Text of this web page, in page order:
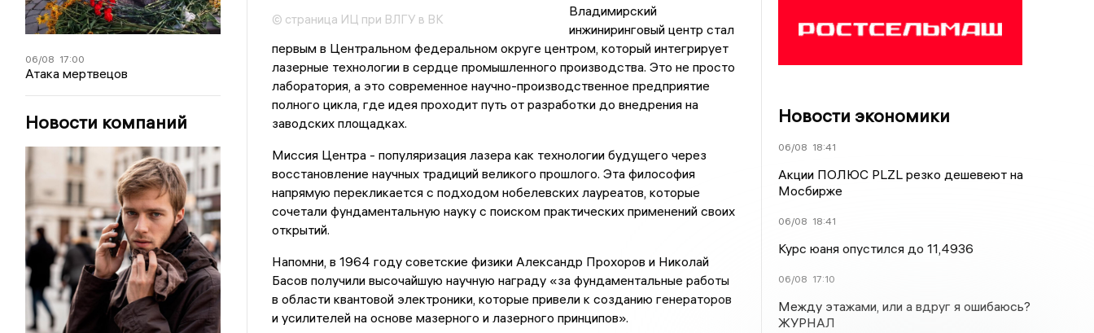
06/08 17:00
Атака мертвецов
Новости компаний
© страница ИЦ при ВЛГУ в ВК
Владимирский
инжиниринговый центр стал
первым в Центральном федеральном округе центром, который интегрирует
лазерные технологии в сердце промышленного производства. Это не просто
лаборатория, а это современное научно-производственное предприятие
полного цикла, где идея проходит путь от разработки до внедрения на
заводских площадках.
Миссия Центра - популяризация лазера как технологии будущего через
восстановление научных традиций великого прошлого. Эта философия
напрямую перекликается с подходом нобелевских лауреатов, которые
сочетали фундаментальную науку с поиском практических применений своих
открытий.
Напомни, в 1964 году советские физики Александр Прохоров и Николай
Басов получили высочайшую научную награду «за фундаментальные работы
в области квантовой электроники, которые привели к созданию генераторов
и усилителей на основе мазерного и лазерного принципов».
Новости экономики
06/08 18:41
Акции ПОЛЮС PLZL резко дешевеют на
Мосбирже
06/08 18:41
Курс юаня опустился до 11,4936
06/08 17:10
Между этажами, или а вдруг я ошибаюсь?
ЖУРНАЛ